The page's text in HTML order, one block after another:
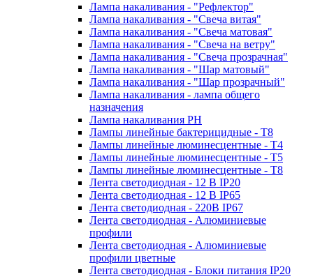
Лампа накаливания - "Рефлектор"
Лампа накаливания - "Свеча витая"
Лампа накаливания - "Свеча матовая"
Лампа накаливания - "Свеча на ветру"
Лампа накаливания - "Свеча прозрачная"
Лампа накаливания - "Шар матовый"
Лампа накаливания - "Шар прозрачный"
Лампа накаливания - лампа общего
назначения
Лампа накаливания РН
Лампы линейные бактерицидные - Т8
Лампы линейные люминесцентные - Т4
Лампы линейные люминесцентные - Т5
Лампы линейные люминесцентные - Т8
Лента светодиодная - 12 В IP20
Лента светодиодная - 12 В IP65
Лента светодиодная - 220В IP67
Лента светодиодная - Алюминиевые
профили
Лента светодиодная - Алюминиевые
профили цветные
Лента светодиодная - Блоки питания IP20